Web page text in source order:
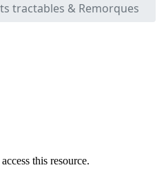
tractables & Remorques